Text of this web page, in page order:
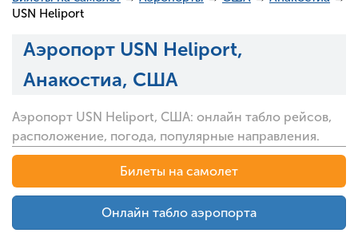
USN Heliport
Аэропорт USN Heliport,
Анакостиа, США
Аэропорт USN Heliport, США: онлайн табло рейсов,
расположение, погода, популярные направления.
Билеты на самолет
Онлайн табло аэропорта